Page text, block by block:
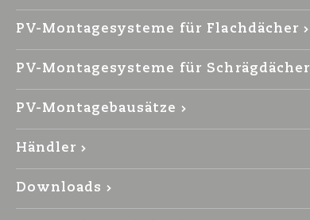
PV-Montagesysteme für Flachdächer
PV-Montagesysteme für Schrägdächer
PV-Montagebausätze
Händler
Downloads